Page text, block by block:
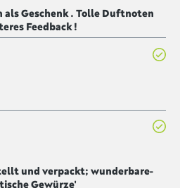
als Geschenk . Tolle Duftnoten
Feedback !
und verpackt; wunderbare-
Gewürze'